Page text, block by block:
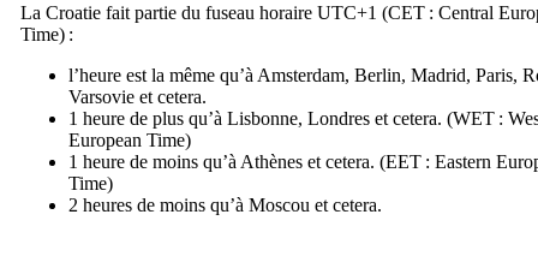
La Croatie fait partie du fuseau horaire UTC+1 (CET : Central
Time) :
l’heure est la même qu’à Amsterdam, Berlin, Madrid, Paris,
Varsovie et cetera.
1 heure de plus qu’à Lisbonne, Londres et cetera. (WET :
European Time)
1 heure de moins qu’à Athènes et cetera. (EET : Eastern
Time)
2 heures de moins qu’à Moscou et cetera.